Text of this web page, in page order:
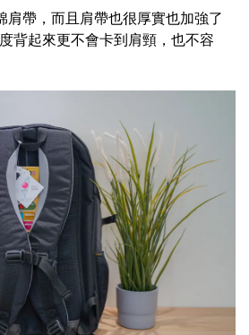
肩帶，而且肩帶也很厚實也加強了
背起來更不會卡到肩頸，也不容